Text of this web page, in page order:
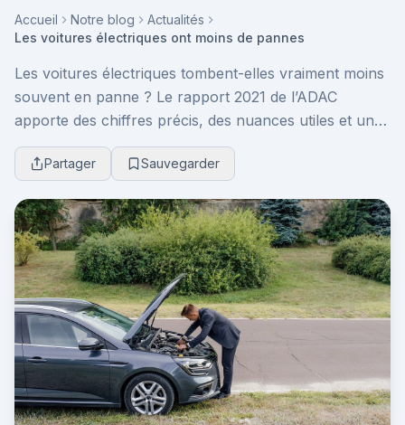
Accueil Notre blog
Actualités
Les voitures électriques ont moins de pannes
Les voitures électriques tombent-elles vraiment moins
souvent en panne ? Le rapport 2021 de l’ADAC
apporte des chiffres précis, des nuances utiles et une
comparaison éclairante avec les modèles thermi...
Partager Sauvegarder